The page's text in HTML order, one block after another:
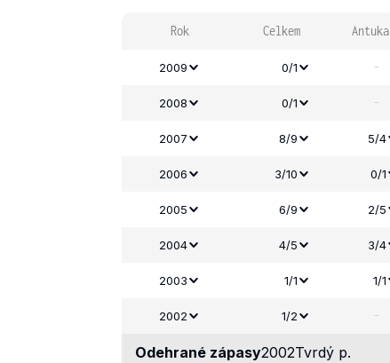
Rok Celkem Antuka
2009 0/1 -
2008 0/1 -
2007 8/9 5/4
2006 3/10 0/1
2005 6/9 2/5
2004 4/5 3/4
2003 1/1 1/1
2002 1/2 -
Odehrané zápasy2002Tvrdý p.